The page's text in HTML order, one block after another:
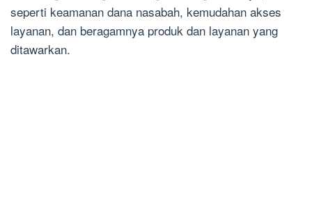
seperti keamanan dana nasabah, kemudahan akses
layanan, dan beragamnya produk dan layanan yang
ditawarkan.